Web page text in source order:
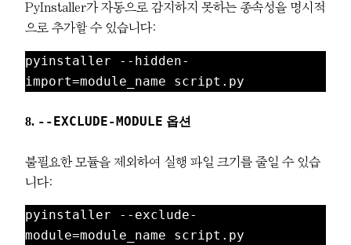
PyInstaller가 자동으로 감지하지 못하는 종속성을 명시적
으로 추가할 수 있습니다:
pyinstaller --hidden-
import=module_name script.py
8. --EXCLUDE-MODULE 옵션
불필요한 모듈을 제외하여 실행 파일 크기를 줄일 수 있습
니다:
pyinstaller --exclude-
module=module_name script.py